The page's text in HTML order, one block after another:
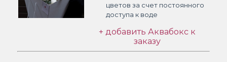
цветов за счет постоянного
доступа к воде
+ добавить Аквабокс к
заказу